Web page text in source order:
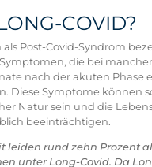
COVID?
als Post-Covid-Syndrom
die bei
nach der akuten Phase
Diese Symptome können
Natur sein und die
beeinträchtigen.
leiden rund zehn Prozent
unter Long-Covid. Da